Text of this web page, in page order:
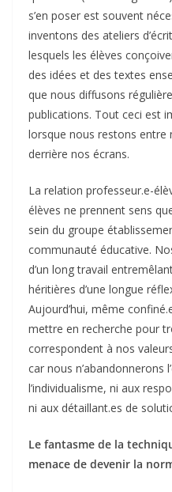
s’en poser est souvent
inventons des ateliers
lesquels les élèves
des idées et des textes
que nous diffusons
publications. Tout ceci est
lorsque nous restons entre
derrière nos écrans.
La relation professeur.e-
élèves ne prennent sens
sein du groupe
communauté éducative.
d’un long travail
héritières d’une longue
Aujourd’hui, même
mettre en recherche pour
correspondent à nos
car nous n’abandonnerons
l’individualisme, ni aux
ni aux détaillant.es de
Le fantasme de la
menace de devenir la